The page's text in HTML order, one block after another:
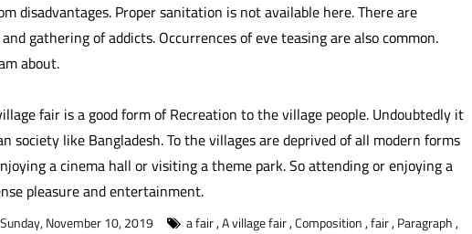
disadvantages. Proper sanitation is not available here. There are
gathering of addicts. Occurrences of eve teasing are also common.
about.
fair is a good form of Recreation to the village people. Undoubtedly it
society like Bangladesh. To the villages are deprived of all modern forms
a cinema hall or visiting a theme park. So attending or enjoying a
pleasure and entertainment.
Sunday, November 10, 2019 a fair,A village fair,Composition ,fair, Paragraph ,